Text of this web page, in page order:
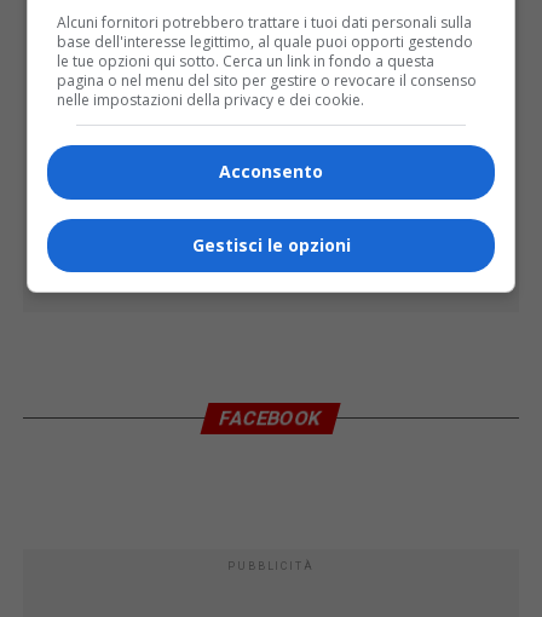
FACEBOOK
PUBBLICITÀ
Alcuni fornitori potrebbero trattare i tuoi dati personali sulla
base dell'interesse legittimo, al quale puoi opporti gestendo
le tue opzioni qui sotto. Cerca un link in fondo a questa
pagina o nel menu del sito per gestire o revocare il consenso
nelle impostazioni della privacy e dei cookie.
Acconsento
Gestisci le opzioni